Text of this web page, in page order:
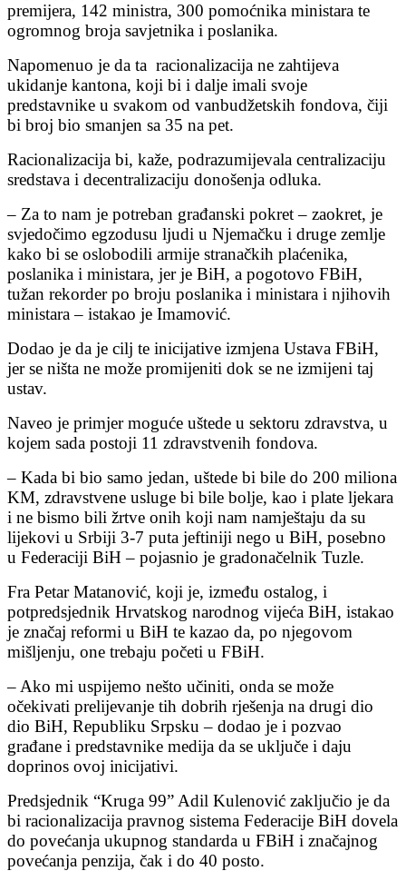
premijera, 142 ministra, 300 pomoćnika ministara te
ogromnog broja savjetnika i poslanika.
Napomenuo je da ta racionalizacija ne zahtijeva
ukidanje kantona, koji bi i dalje imali svoje
predstavnike u svakom od vanbudžetskih fondova, čiji
bi broj bio smanjen sa 35 na pet.
Racionalizacija bi, kaže, podrazumijevala centralizaciju
sredstava i decentralizaciju donošenja odluka.
– Za to nam je potreban građanski pokret – zaokret, je
svjedočimo egzodusu ljudi u Njemačku i druge zemlje
kako bi se oslobodili armije stranačkih plaćenika,
poslanika i ministara, jer je BiH, a pogotovo FBiH,
tužan rekorder po broju poslanika i ministara i njihovih
ministara – istakao je Imamović.
Dodao je da je cilj te inicijative izmjena Ustava FBiH,
jer se ništa ne može promijeniti dok se ne izmijeni taj
ustav.
Naveo je primjer moguće uštede u sektoru zdravstva, u
kojem sada postoji 11 zdravstvenih fondova.
– Kada bi bio samo jedan, uštede bi bile do 200 miliona
KM, zdravstvene usluge bi bile bolje, kao i plate ljekara
i ne bismo bili žrtve onih koji nam namještaju da su
lijekovi u Srbiji 3-7 puta jeftiniji nego u BiH, posebno
u Federaciji BiH – pojasnio je gradonačelnik Tuzle.
Fra Petar Matanović, koji je, između ostalog, i
potpredsjednik Hrvatskog narodnog vijeća BiH, istakao
je značaj reformi u BiH te kazao da, po njegovom
mišljenju, one trebaju početi u FBiH.
– Ako mi uspijemo nešto učiniti, onda se može
očekivati prelijevanje tih dobrih rješenja na drugi dio
dio BiH, Republiku Srpsku – dodao je i pozvao
građane i predstavnike medija da se uključe i daju
doprinos ovoj inicijativi.
Predsjednik “Kruga 99” Adil Kulenović zaključio je da
bi racionalizacija pravnog sistema Federacije BiH dovela
do povećanja ukupnog standarda u FBiH i značajnog
povećanja penzija, čak i do 40 posto.